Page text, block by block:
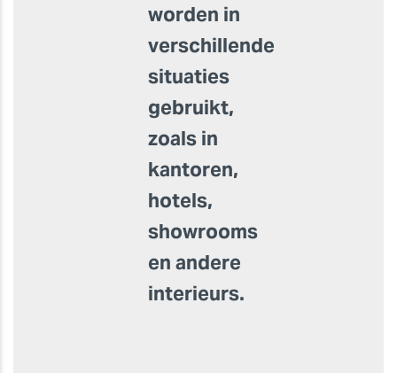
worden in
verschillende
situaties
gebruikt,
zoals in
kantoren,
hotels,
showrooms
en andere
interieurs.